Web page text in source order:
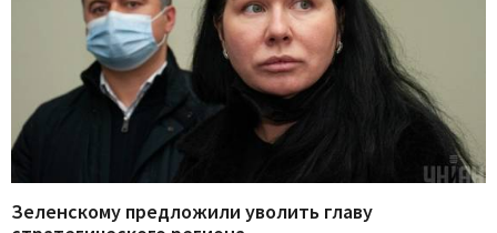
Зеленскому предложили уволить главу